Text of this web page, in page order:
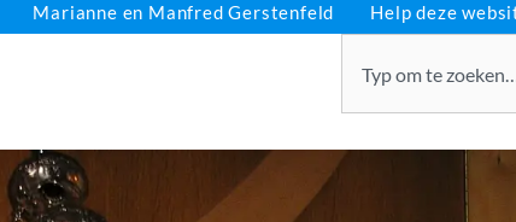
Marianne en Manfred Gerstenfeld Help deze